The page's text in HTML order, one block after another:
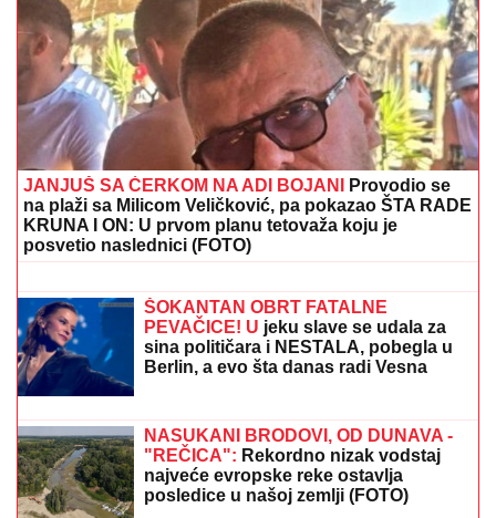
(FOTO) GORI KOMO!
Devojka Bake Praseta zapalila
društvene mreže: Milena objavila vrele fotke iz Italije,
bujni dekolte u prvom planu
"DEVOJKA JE RADNICA U
NJEGOVOJ FIRMI, PRAVI BUREKE"
Jovana Jeremić neće više da ćuti,
progovorila o Draganu Stankoviću i
veridbi: "Poklanjam mu titulu bivšeg
dečka JJ"
ANELI POKAZALA STAN U
DUBROVNIKU, TU JE I NORA!Evo šta
joj ćerka non-stop govori - otvoreno o
suđenju s Asminom: "Stanija je